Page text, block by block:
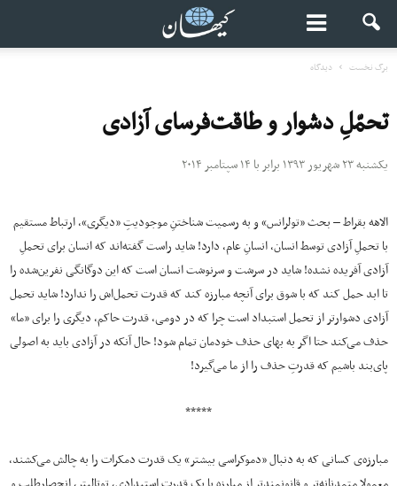
برگ نخست دیدگاه
تحمّلِ دشوار و طاقت‌فرسای آزادی
یکشنبه ۲۳ شهریور ۱۳۹۳ برابر با ۱۴ سپتامبر ۲۰۱۴
الاهه بقراط – بحث «تولرانس» و به رسمیت شناختنِ موجودیتِ «دیگری»، ارتباط مستقیم
با تحملِ آزادی توسط انسان، انسانِ عام، دارد! شاید راست گفته‌اند که انسان برای تحملِ
آزادی آفریده نشده! شاید در سرشت و سرنوشت انسان است که این دوگانگی نفرین‌شده را
تا ابد حمل کند که با شوق برای آنچه مبارزه کند که قدرت تحمل‌اش را ندارد! شاید تحمل
آزادی دشوارتر از تحمل استبداد است چرا که در دومی، قدرت حاکم، دیگری را برای «ما»
حذف می‌کند حتا اگر به بهای حذف خودمان تمام شود! حال آنکه در آزادی باید به اصولی
پای‌بند باشیم که قدرتِ حذف را از ما می‌گیرد!
*****
مبارزه‌ی کسانی که به دنبال «دموکراسی بیشتر» یک قدرت دمکرات را به چالش می‌کشند،